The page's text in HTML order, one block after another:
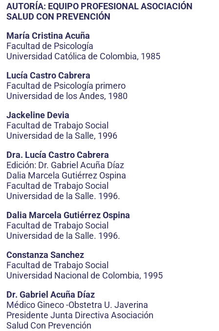
AUTORÍA: EQUIPO PROFESIONAL ASOCIACIÓN
SALUD CON PREVENCIÓN
María Cristina Acuña
Facultad de Psicología
Universidad Católica de Colombia, 1985
Lucía Castro Cabrera
Facultad de Psicología primero
Universidad de los Andes, 1980
Jackeline Devia
Facultad de Trabajo Social
Universidad de la Salle, 1996
Dra. Lucía Castro Cabrera
Edición: Dr. Gabriel Acuña Díaz
Dalia Marcela Gutiérrez Ospina
Facultad de Trabajo Social
Universidad de la Salle. 1996.
Dalia Marcela Gutiérrez Ospina
Facultad de Trabajo Social
Universidad de la Salle. 1996.
Constanza Sanchez
Facultad de Trabajo Social
Universidad Nacional de Colombia, 1995
Dr. Gabriel Acuña Díaz
Médico Gineco -Obstetra U. Javerina
Presidente Junta Directiva Asociación
Salud Con Prevención